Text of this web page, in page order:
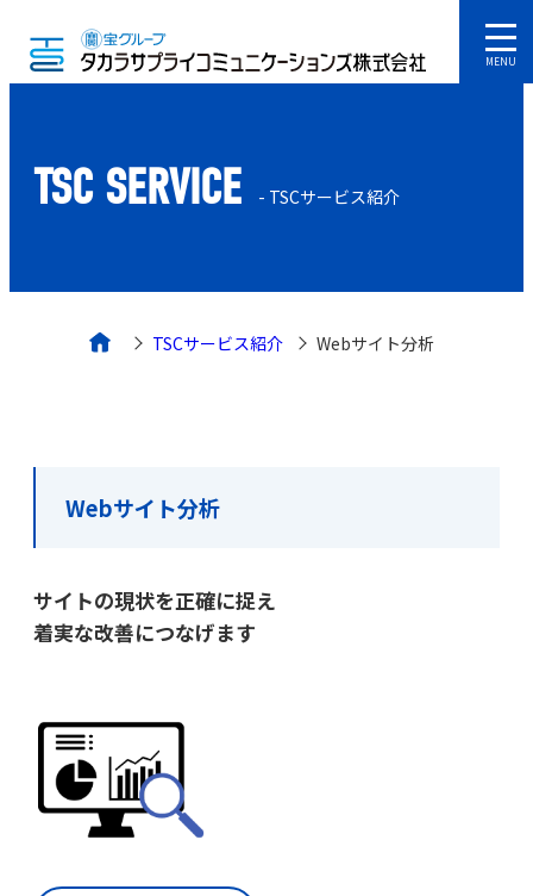
MENU
TSC SERVICE - TSCサービス紹介
TSCサービス紹介 Webサイト分析
Webサイト分析
サイトの現状を正確に捉え
着実な改善につなげます